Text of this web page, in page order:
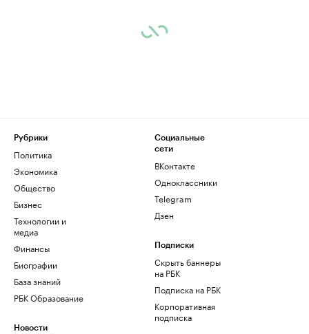
Рубрики
Политика
Экономика
Общество
Бизнес
Технологии и
медиа
Финансы
Биографии
База знаний
РБК Образование
Новости
Социальные
сети
ВКонтакте
Одноклассники
Telegram
Дзен
Подписки
Скрыть баннеры
на РБК
Подписка на РБК
Корпоративная
подписка